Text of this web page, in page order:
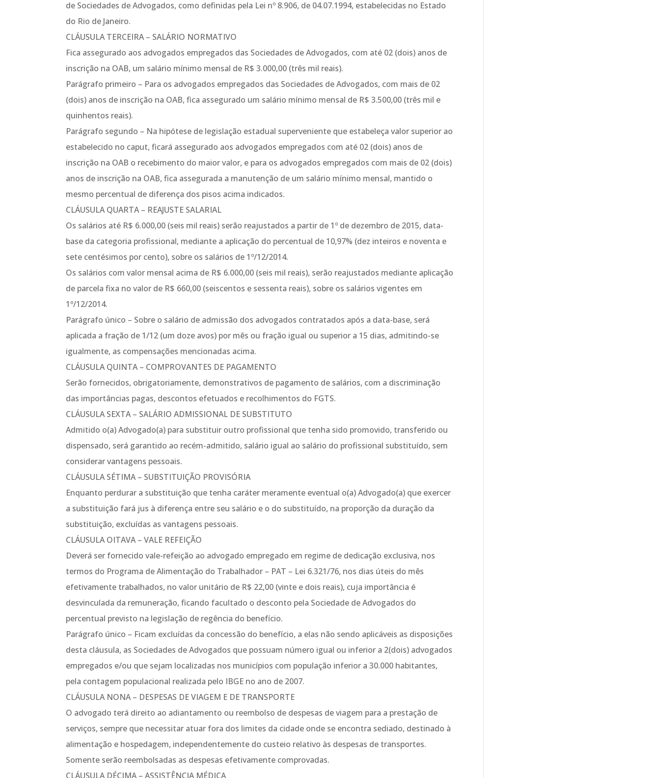
de Sociedades de Advogados, como definidas pela Lei nº 8.906, de 04.07.1994, estabelecidas no Estado
do Rio de Janeiro.
CLÁUSULA TERCEIRA – SALÁRIO NORMATIVO
Fica assegurado aos advogados empregados das Sociedades de Advogados, com até 02 (dois) anos de
inscrição na OAB, um salário mínimo mensal de R$ 3.000,00 (três mil reais).
Parágrafo primeiro – Para os advogados empregados das Sociedades de Advogados, com mais de 02
(dois) anos de inscrição na OAB, fica assegurado um salário mínimo mensal de R$ 3.500,00 (três mil e
quinhentos reais).
Parágrafo segundo – Na hipótese de legislação estadual superveniente que estabeleça valor superior ao
estabelecido no caput, ficará assegurado aos advogados empregados com até 02 (dois) anos de
inscrição na OAB o recebimento do maior valor, e para os advogados empregados com mais de 02 (dois)
anos de inscrição na OAB, fica assegurada a manutenção de um salário mínimo mensal, mantido o
mesmo percentual de diferença dos pisos acima indicados.
CLÁUSULA QUARTA – REAJUSTE SALARIAL
Os salários até R$ 6.000,00 (seis mil reais) serão reajustados a partir de 1º de dezembro de 2015, data-
base da categoria profissional, mediante a aplicação do percentual de 10,97% (dez inteiros e noventa e
sete centésimos por cento), sobre os salários de 1º/12/2014.
Os salários com valor mensal acima de R$ 6.000,00 (seis mil reais), serão reajustados mediante aplicação
de parcela fixa no valor de R$ 660,00 (seiscentos e sessenta reais), sobre os salários vigentes em
1º/12/2014.
Parágrafo único – Sobre o salário de admissão dos advogados contratados após a data-base, será
aplicada a fração de 1/12 (um doze avos) por mês ou fração igual ou superior a 15 dias, admitindo-se
igualmente, as compensações mencionadas acima.
CLÁUSULA QUINTA – COMPROVANTES DE PAGAMENTO
Serão fornecidos, obrigatoriamente, demonstrativos de pagamento de salários, com a discriminação
das importâncias pagas, descontos efetuados e recolhimentos do FGTS.
CLÁUSULA SEXTA – SALÁRIO ADMISSIONAL DE SUBSTITUTO
Admitido o(a) Advogado(a) para substituir outro profissional que tenha sido promovido, transferido ou
dispensado, será garantido ao recém-admitido, salário igual ao salário do profissional substituído, sem
considerar vantagens pessoais.
CLÁUSULA SÉTIMA – SUBSTITUIÇÃO PROVISÓRIA
Enquanto perdurar a substituição que tenha caráter meramente eventual o(a) Advogado(a) que exercer
a substituição fará jus à diferença entre seu salário e o do substituído, na proporção da duração da
substituição, excluídas as vantagens pessoais.
CLÁUSULA OITAVA – VALE REFEIÇÃO
Deverá ser fornecido vale-refeição ao advogado empregado em regime de dedicação exclusiva, nos
termos do Programa de Alimentação do Trabalhador – PAT – Lei 6.321/76, nos dias úteis do mês
efetivamente trabalhados, no valor unitário de R$ 22,00 (vinte e dois reais), cuja importância é
desvinculada da remuneração, ficando facultado o desconto pela Sociedade de Advogados do
percentual previsto na legislação de regência do benefício.
Parágrafo único – Ficam excluídas da concessão do benefício, a elas não sendo aplicáveis as disposições
desta cláusula, as Sociedades de Advogados que possuam número igual ou inferior a 2(dois) advogados
empregados e/ou que sejam localizadas nos municípios com população inferior a 30.000 habitantes,
pela contagem populacional realizada pelo IBGE no ano de 2007.
CLÁUSULA NONA – DESPESAS DE VIAGEM E DE TRANSPORTE
O advogado terá direito ao adiantamento ou reembolso de despesas de viagem para a prestação de
serviços, sempre que necessitar atuar fora dos limites da cidade onde se encontra sediado, destinado à
alimentação e hospedagem, independentemente do custeio relativo às despesas de transportes.
Somente serão reembolsadas as despesas efetivamente comprovadas.
CLÁUSULA DÉCIMA – ASSISTÊNCIA MÉDICA